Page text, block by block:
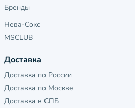
Бренды
Нева-Сокс
MSCLUB
Доставка
Доставка по России
Доставка по Москве
Доставка в СПБ